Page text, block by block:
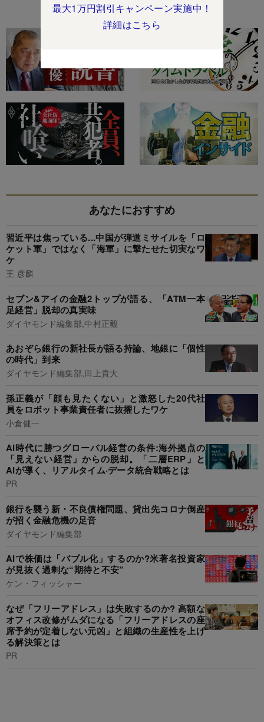
最大1万円割引キャンペーン実施中！
詳細はこちら
特集
あなたにおすすめ
習近平は焦っている...中国が弾道ミサイルを「ロ
ケット軍」ではなく「海軍」に撃たせた切実なワ
ケ
王 彦麟
セブン&アイの金融2トップが語る、「ATM一本
足経営」脱却の真実味
ダイヤモンド編集部,中村正毅
あおぞら銀行の新社長が語る持論、地銀に「個性
の時代」到来
ダイヤモンド編集部,田上貴大
孫正義が「顔も見たくない」と激怒した20代社
員をロボット事業責任者に抜擢したワケ
小倉健一
AI時代に勝つグローバル経営の条件:海外拠点の
「見えない経営」からの脱却。「二層ERP」と
AIが導く、リアルタイム·データ統合戦略とは
PR
銀行を襲う新・不良債権問題、貸出先コロナ倒産
が招く金融危機の足音
ダイヤモンド編集部
AIで株価は「バブル化」するのか?米著名投資家
が見抜く過剰な“期待と不安”
ケン・フィッシャー
なぜ「フリーアドレス」は失敗するのか? 高額な
オフィス改修がムダになる「フリーアドレスの座
席予約が定着しない元凶」と組織の生産性を上げ
る解決策とは
PR